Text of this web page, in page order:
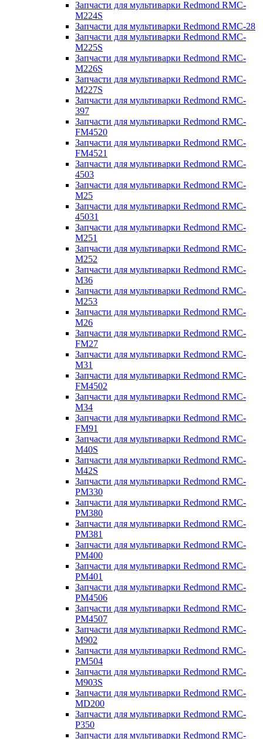
Запчасти для мультиварки Redmond RMC-
M224S
Запчасти для мультиварки Redmond RMC-28
Запчасти для мультиварки Redmond RMC-
M225S
Запчасти для мультиварки Redmond RMC-
M226S
Запчасти для мультиварки Redmond RMC-
M227S
Запчасти для мультиварки Redmond RMC-
397
Запчасти для мультиварки Redmond RMC-
FM4520
Запчасти для мультиварки Redmond RMC-
FM4521
Запчасти для мультиварки Redmond RMC-
4503
Запчасти для мультиварки Redmond RMC-
M25
Запчасти для мультиварки Redmond RMC-
45031
Запчасти для мультиварки Redmond RMC-
M251
Запчасти для мультиварки Redmond RMC-
M252
Запчасти для мультиварки Redmond RMC-
M36
Запчасти для мультиварки Redmond RMC-
M253
Запчасти для мультиварки Redmond RMC-
M26
Запчасти для мультиварки Redmond RMC-
FM27
Запчасти для мультиварки Redmond RMC-
M31
Запчасти для мультиварки Redmond RMC-
FM4502
Запчасти для мультиварки Redmond RMC-
M34
Запчасти для мультиварки Redmond RMC-
FM91
Запчасти для мультиварки Redmond RMC-
M40S
Запчасти для мультиварки Redmond RMC-
M42S
Запчасти для мультиварки Redmond RMC-
PM330
Запчасти для мультиварки Redmond RMC-
PM380
Запчасти для мультиварки Redmond RMC-
PM381
Запчасти для мультиварки Redmond RMC-
PM400
Запчасти для мультиварки Redmond RMC-
PM401
Запчасти для мультиварки Redmond RMC-
PM4506
Запчасти для мультиварки Redmond RMC-
PM4507
Запчасти для мультиварки Redmond RMC-
M902
Запчасти для мультиварки Redmond RMC-
PM504
Запчасти для мультиварки Redmond RMC-
M903S
Запчасти для мультиварки Redmond RMC-
MD200
Запчасти для мультиварки Redmond RMC-
P350
Запчасти для мультиварки Redmond RMC-